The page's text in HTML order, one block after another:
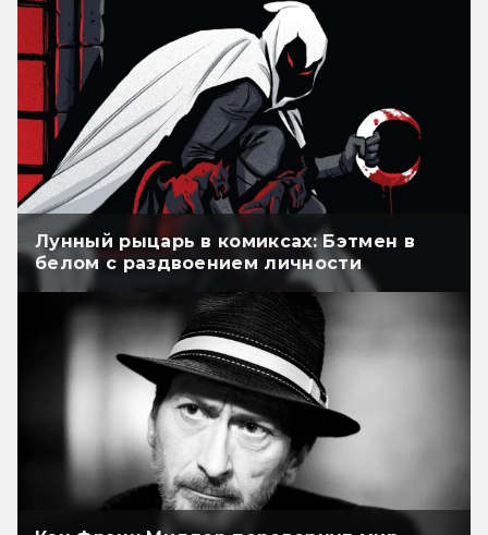
Лунный рыцарь в комиксах: Бэтмен в
белом с раздвоением личности